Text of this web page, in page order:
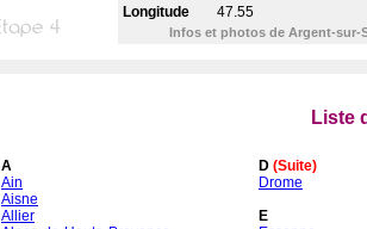
Longitude
47.55
Infos et photos de Argent-sur-
Liste
A
Ain
Aisne
Allier
D (Suite)
Drome
E